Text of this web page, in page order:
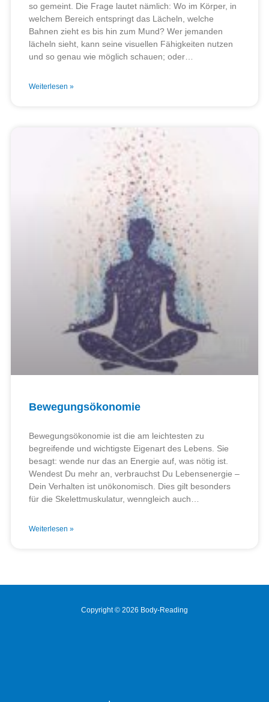
so gemeint. Die Frage lautet nämlich: Wo im Körper, in
welchem Bereich entspringt das Lächeln, welche
Bahnen zieht es bis hin zum Mund? Wer jemanden
lächeln sieht, kann seine visuellen Fähigkeiten nutzen
und so genau wie möglich schauen; oder…
Weiterlesen »
Bewegungsökonomie
Bewegungsökonomie ist die am leichtesten zu
begreifende und wichtigste Eigenart des Lebens. Sie
besagt: wende nur das an Energie auf, was nötig ist.
Wendest Du mehr an, verbrauchst Du Lebensenergie –
Dein Verhalten ist unökonomisch. Dies gilt besonders
für die Skelettmuskulatur, wenngleich auch…
Weiterlesen »
Copyright © 2026 Body-Reading